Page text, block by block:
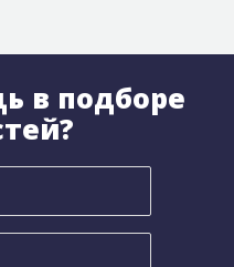
в подборе